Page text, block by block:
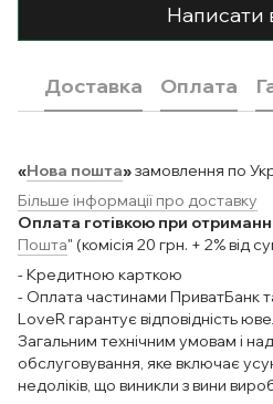
Написати
Доставка Оплата
«Нова пошта»замовлення по
Більше інформації про доставку
Оплата готівкою при
Пошта" (комісія 20 грн. + 2% від
- Кредитною карткою
- Оплата частинами ПриватБанк
LoveR гарантує відповідність
Загальним технічним умовам і
обслуговування, яке включає
недоліків, що виникли з вини